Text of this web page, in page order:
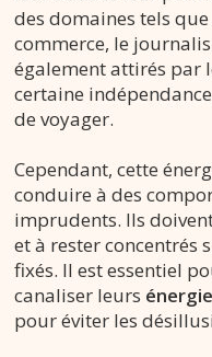
des domaines tels
commerce, le
également attirés par
certaine
de voyager.
Cependant, cette
conduire à des
imprudents. Ils
et à rester concentrés
fixés. Il est essentiel
canaliser leurs
pour éviter les